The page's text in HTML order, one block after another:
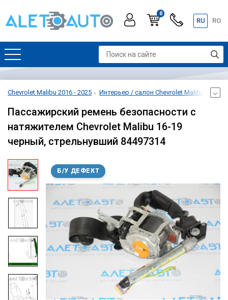
0
RU RO
Chevrolet Malibu 2016 - 2025 Интерьер / салон Chevrolet Malibu 2016 -
Пассажирский ремень безопасности с
натяжителем Chevrolet Malibu 16-19
черный, стрельнувший 84497314
Б/У ДЕФЕКТ